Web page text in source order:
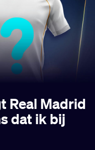
Real Madrid
dat ik bij